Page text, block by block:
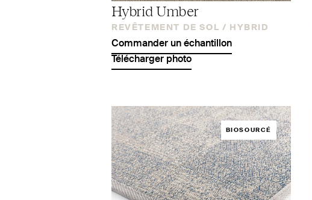
Hybrid Umber
REVÊTEMENT DE SOL / HYBRID
Commander un échantillon
Télécharger photo
BIOSOURCÉ